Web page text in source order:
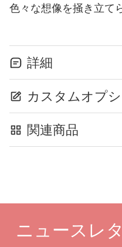
色々な想像を掻き立て
詳細
カスタムオプ
関連商品
ニュースレ